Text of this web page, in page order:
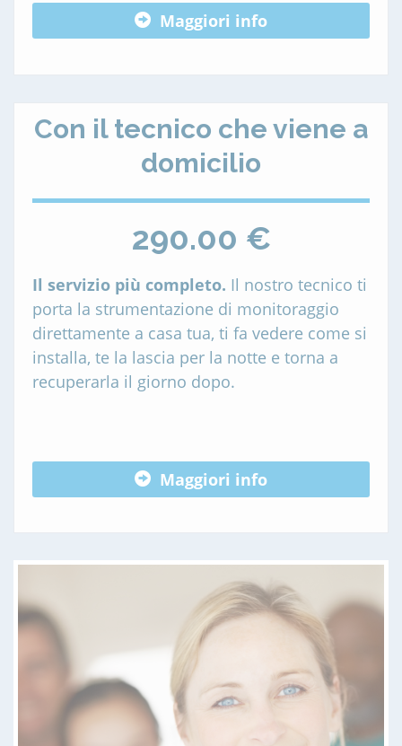
Maggiori info
Con il tecnico che viene a
domicilio
290.00 €
Il servizio più completo. Il nostro tecnico ti
porta la strumentazione di monitoraggio
direttamente a casa tua, ti fa vedere come si
installa, te la lascia per la notte e torna a
recuperarla il giorno dopo.
Maggiori info